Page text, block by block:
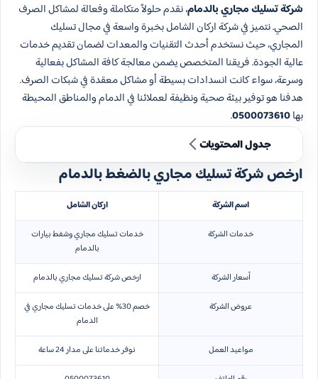
شركة تسليك مجاري بالدمام، نقدم حلولاً متكاملة وفعالة لمشاكل الصرف
الصحي. نتميز في شركة اركان الشامل بخبرة واسعة في مجال تسليك
المجاري، حيث نستخدم أحدث التقنيات والمعدات لضمان تقديم خدمات
عالية الجودة. فريقنا المتخصص يضمن معالجة كافة المشاكل بفعالية
وسرعة، سواء كانت انسدادات بسيطة أو مشاكل معقدة في شبكات الصرف.
هدفنا هو توفير بيئة صحية ونظيفة لعملائنا في الدمام والمناطق المحيطة
بها0500073610
.
جدول المحتويات
ارخص شركة تسليك مجاري بالضغط بالدمام
اسم الشركة
اركان الشامل
خدمات الشركة
خدمات تسليك مجاري وشفط بيارات
بالدمام
أسعار الشركة
ارخص شركة تسليك مجاري بالدمام
عروض الشركة
خصم 30% على خدمات تسليك مجاري في
الدمام
مواعيد العمل
نوفر خدماتنا على مدار 24 ساعة